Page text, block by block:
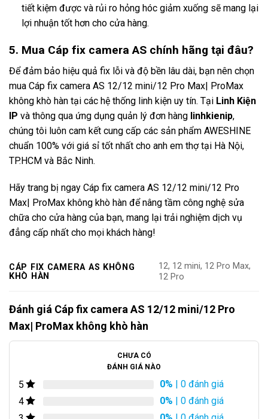
tiết kiệm được và rủi ro hỏng hóc giảm xuống sẽ mang lại
lợi nhuận tốt hơn cho cửa hàng.
5. Mua Cáp fix camera AS chính hãng tại đâu?
Để đảm bảo hiệu quả fix lỗi và độ bền lâu dài, bạn nên chọn
mua Cáp fix camera AS 12/12 mini/12 Pro Max| ProMax
không khò hàn tại các hệ thống linh kiện uy tín. Tại Linh Kiện
IP và thông qua ứng dụng quản lý đơn hàng linhkienip,
chúng tôi luôn cam kết cung cấp các sản phẩm AWESHINE
chuẩn 100% với giá sỉ tốt nhất cho anh em thợ tại Hà Nội,
TP.HCM và Bắc Ninh.
Hãy trang bị ngay Cáp fix camera AS 12/12 mini/12 Pro
Max| ProMax không khò hàn để nâng tầm công nghệ sửa
chữa cho cửa hàng của bạn, mang lại trải nghiệm dịch vụ
đẳng cấp nhất cho mọi khách hàng!
CÁP FIX CAMERA AS KHÔNG
KHÒ HÀN
12, 12 mini, 12 Pro Max,
12 Pro
Đánh giá Cáp fix camera AS 12/12 mini/12 Pro
Max| ProMax không khò hàn
CHƯA CÓ
ĐÁNH GIÁ NÀO
5 0% | 0 đánh giá
4
0% | 0 đánh giá